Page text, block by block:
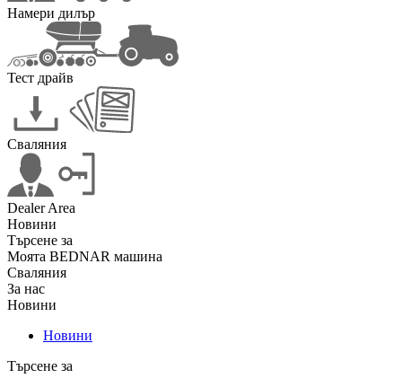
Намери дилър
Тест драйв
Сваляния
Dealer Area
Новини
Търсене за
Моята BEDNAR машина
Сваляния
За нас
Новини
Новини
Търсене за